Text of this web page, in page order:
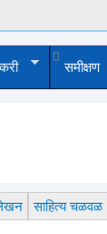
समीक्षण
साहित्य चळवळ